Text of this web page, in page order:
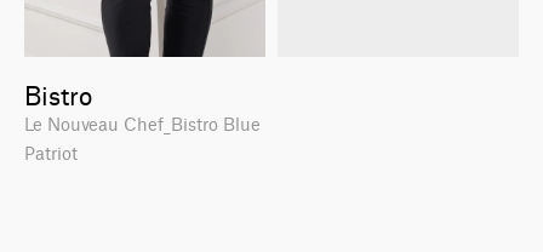
Bistro
Le Nouveau Chef_Bistro Blue
Patriot